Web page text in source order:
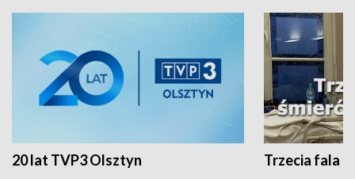
20 lat TVP3 Olsztyn Trzecia fala -